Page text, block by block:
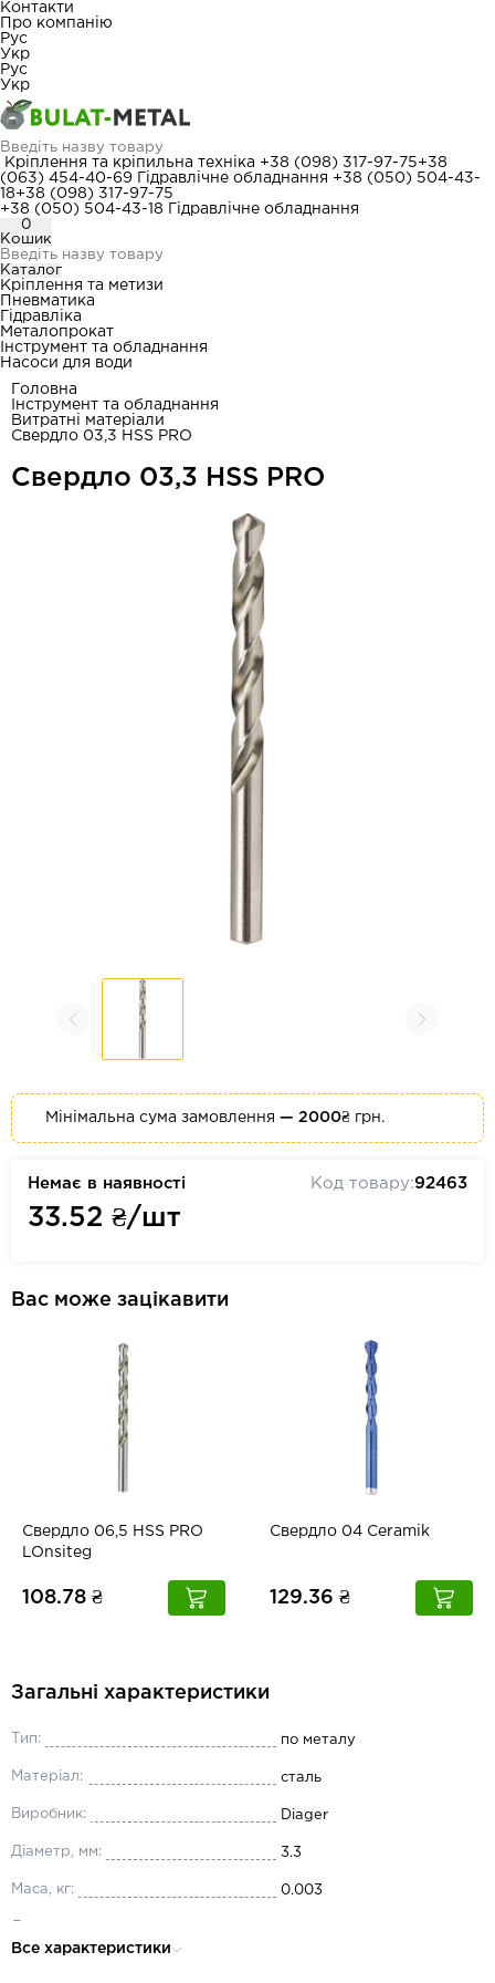
Контакти
Про компанію
Рус
Укр
Рус
Укр
Кріплення та кріпильна техніка +38 (098) 317-97-75+38
(063) 454-40-69
Гідравлічне обладнання +38 (050) 504-43-
18+38 (098) 317-97-75
+38 (050) 504-43-18
Гідравлічне обладнання
0
Кошик
Каталог
Кріплення та метизи
Пневматика
Гідравліка
Металопрокат
Інструмент та обладнання
Насоси для води
Головна
Інструмент та обладнання
Витратні матеріали
Свердло 03,3 HSS PRO
Свердло 03,3 HSS PRO
Мінімальна сума замовлення — 2000₴ грн.
Немає в наявності
33.52 ₴/шт
Код товару:92463
Вас може зацікавити
Свердло 06,5 HSS PRO
LOnsiteg
108.78 ₴
Свердло 04 Ceramik
129.36 ₴
Загальні характеристики
Тип: по металу
Матеріал: сталь
Виробник: Diager
Діаметр, мм: 3.3
Маса, кг: 0.003
Все характеристики